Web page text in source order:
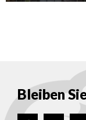
Bleiben